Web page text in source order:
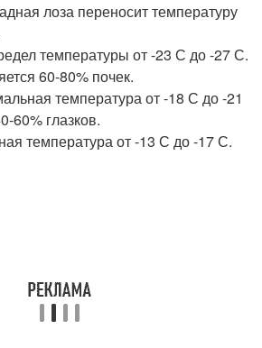
лоза переносит температуру
температуры от -23 С до -27 С.
60-80% почек.
температура от -18 С до -21
60% глазков.
температура от -13 С до -17 С.